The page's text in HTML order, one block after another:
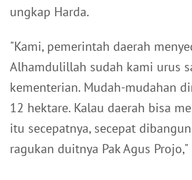
ungkap Harda.
"Kami, pemerintah daerah
Alhamdulillah sudah kami urus
kementerian. Mudah-mudahan
12 hektare. Kalau daerah bisa
itu secepatnya, secepat
ragukan duitnya Pak Agus